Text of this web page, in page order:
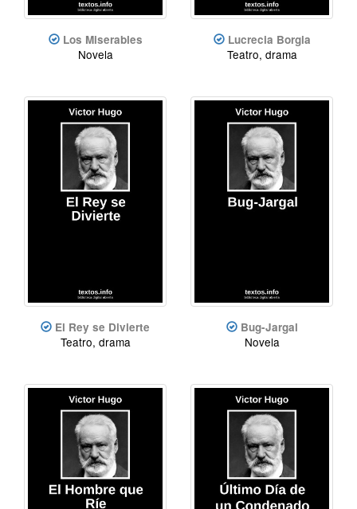
Los Miserables
Novela
Lucrecia Borgia
Teatro, drama
El Rey se Divierte
Teatro, drama
Bug-Jargal
Novela